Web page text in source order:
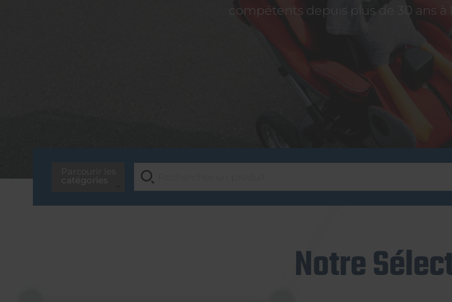
compétents depuis plus de 30 ans à
Notre